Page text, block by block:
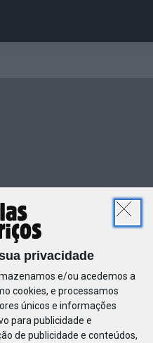
privacidade
e/ou acedemos a
cookies, e processamos
únicos e informações
para publicidade e
de publicidade e conteúdos,